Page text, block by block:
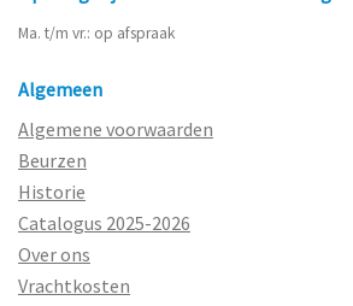
Ma. t/m vr.: op afspraak
Algemeen
Algemene voorwaarden
Beurzen
Historie
Catalogus 2025-2026
Over ons
Vrachtkosten